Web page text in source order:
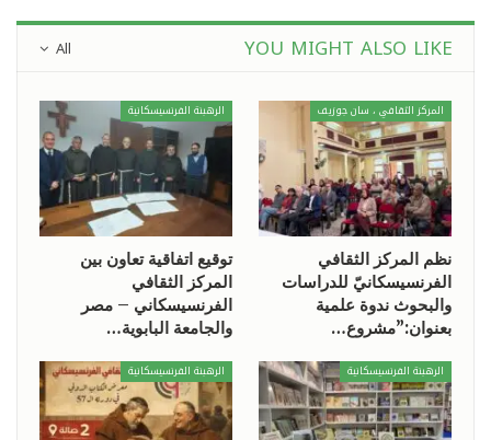
All YOU MIGHT ALSO LIKE
المركز الثقافي ، سان جوزيف
نظم المركز الثقافي
الفرنسيسكانيّ للدراسات
والبحوث ندوة علمية
بعنوان:”مشروع…
الرهبنة الفرنسيسكانية
توقيع اتفاقية تعاون بين
المركز الثقافي
الفرنسيسكاني – مصر
والجامعة البابوية…
الرهبنة الفرنسيسكانية الرهبنة الفرنسيسكانية